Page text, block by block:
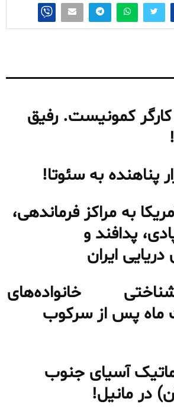
کارگر کمونیست. رفیق
پناهنده به سئوتا!
به مراکز فرماندهی،
پدافند و
ایران
خانواده‌های
ماه پس از سرکوب
آسیای جنوب
در مانیل!